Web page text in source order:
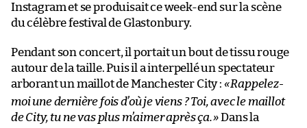
Instagram et se produisait ce week-end sur la scène
du célèbre festival de Glastonbury.
Pendant son concert, il portait un bout de tissu rouge
autour de la taille. Puis il a interpellé un spectateur
arborant un maillot de Manchester City : «Rappelez-
moi une dernière fois d’où je viens ? Toi, avec le maillot
de City, tu ne vas plus m’aimer après ça.»Dans la